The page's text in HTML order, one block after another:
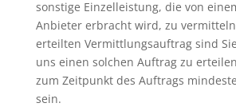
sonstige Einzelleistung, die von
Anbieter erbracht wird, zu
erteilten Vermittlungsauftrag sind
uns einen solchen Auftrag zu
zum Zeitpunkt des Auftrags
sein.